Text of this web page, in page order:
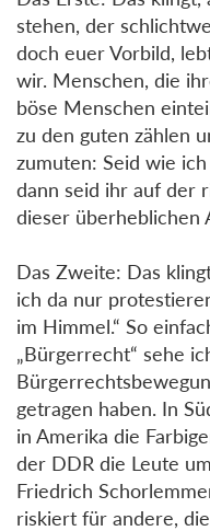
stehen, der
doch euer Vorbild,
wir. Menschen, die
böse Menschen
zu den guten zählen
zumuten: Seid wie
dann seid ihr auf der
dieser überheblichen
Das Zweite: Das
ich da nur
im Himmel.“ So
„Bürgerrecht“ sehe
getragen haben. In
in Amerika die
der DDR die Leute
Friedrich
riskiert für andere,